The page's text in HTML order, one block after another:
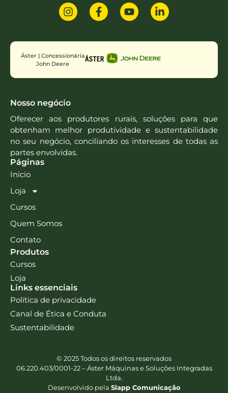
Áster | Concessionária
John Deere
Nosso negócio
Oferecer aos produtores rurais, soluções para que
obtenham melhor produtividade e sustentabilidade
no seu negócio, conciliando os interesses de todas as
partes envolvidas.
Páginas
Início
Loja
Cursos
Quem Somos
Contato
Produtos
Cursos
Loja
Links essenciais
Política de privacidade
Canal de Ética e Conduta
Sustentabilidade
© 2025 Todos os direitos reservados
06.220.403/0001-22 – Áster Máquinas e Soluções Integradas
Ltda.
Desenvolvido pela Slapp Comunicação